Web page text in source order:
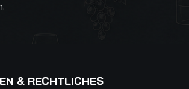
& RECHTLICHES